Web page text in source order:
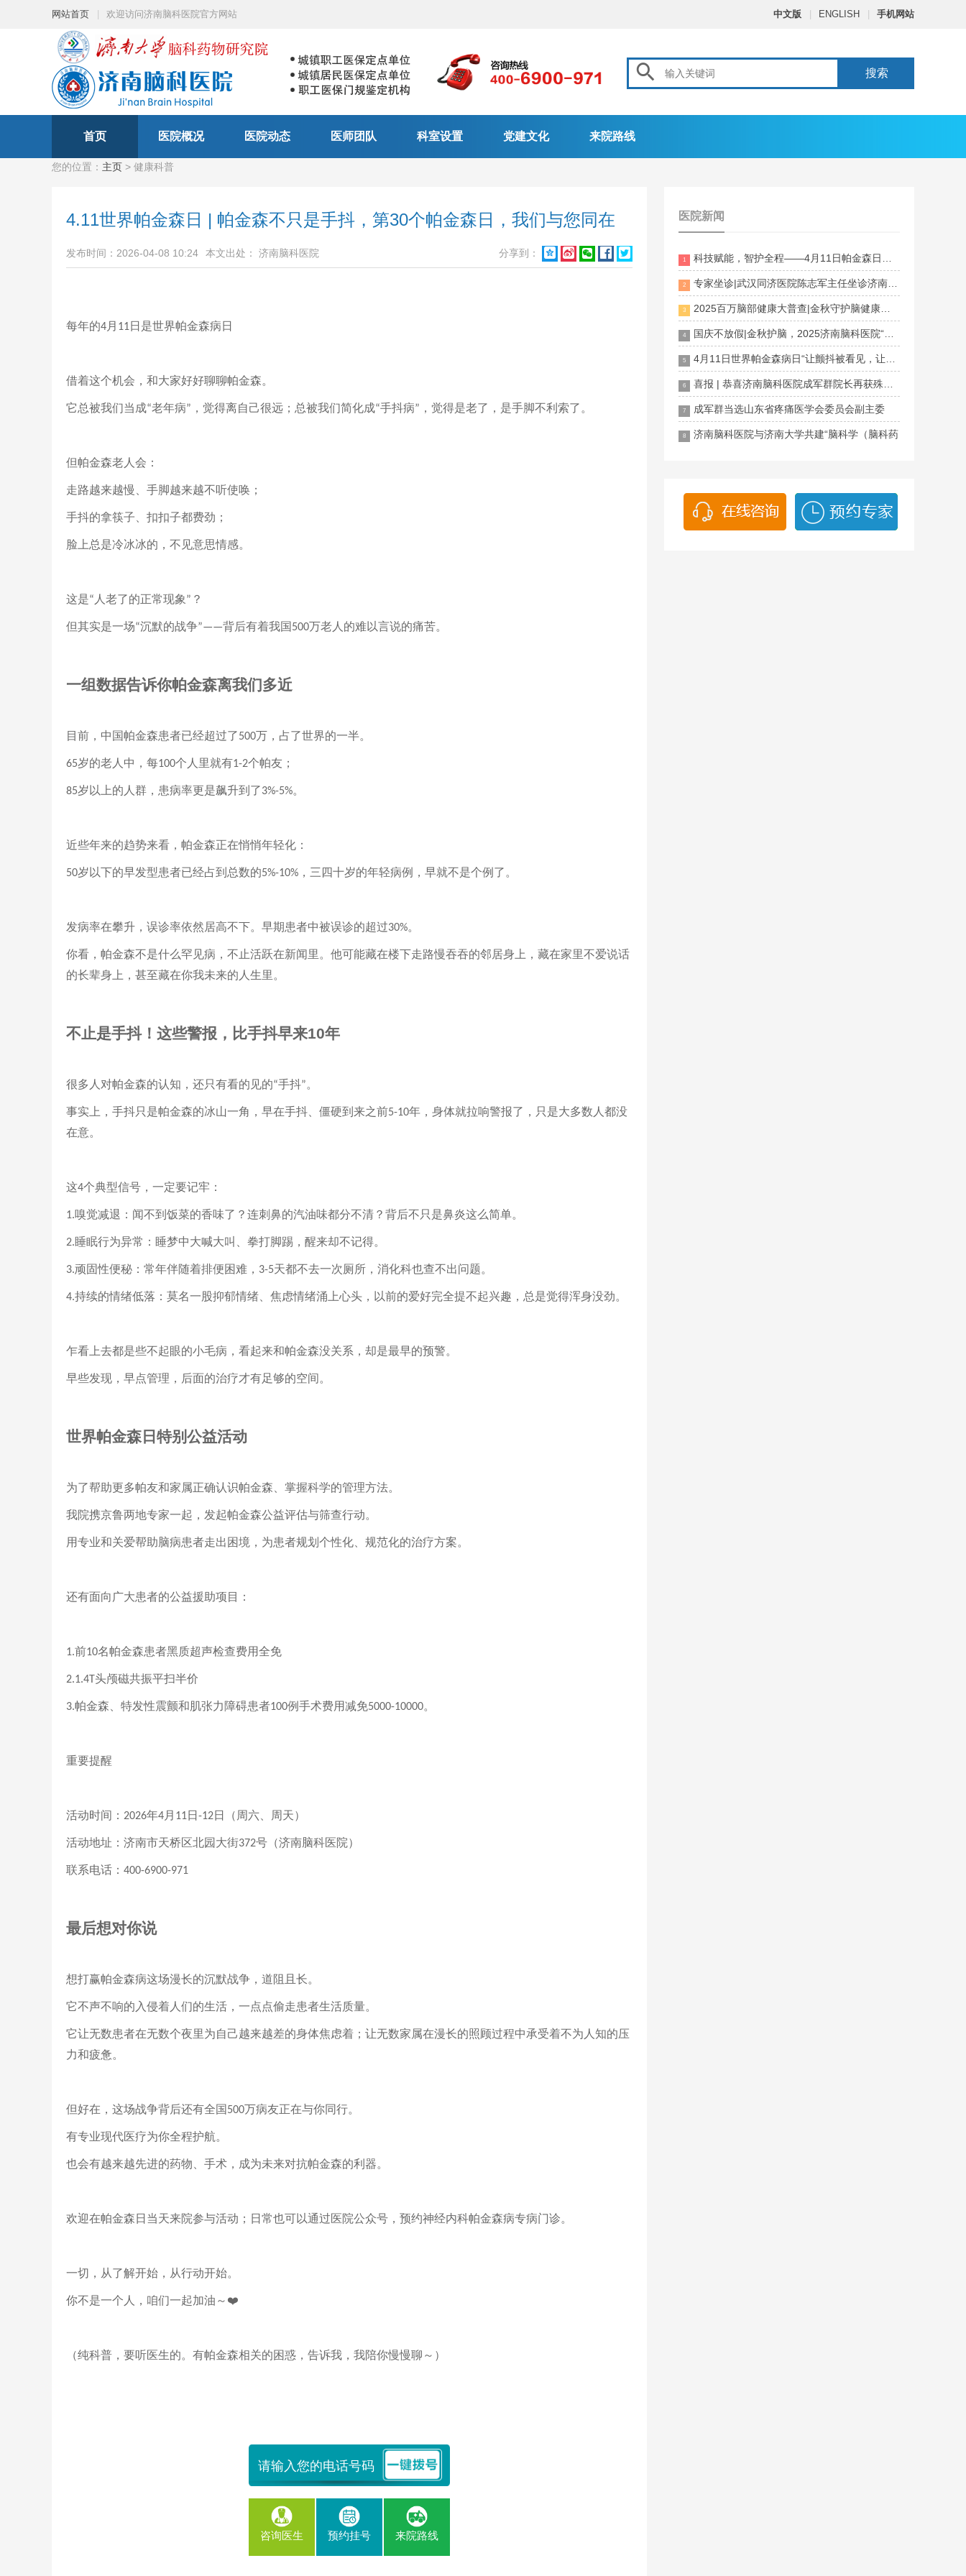
网站首页 欢迎访问济南脑科医院官方网站 中文版 ENGLISH 手机网站
 搜索
首页 医院概况 医院动态 医师团队 科室设置 党建文化 来院路线
您的位置： 主页 > 健康科普
4.11世界帕金森日 | 帕金森不只是手抖，第30个帕金森日，我们与您同在
发布时间：2026-04-08 10:24 本文出处： 济南脑科医院 分享到：     
每年的4月 11日是世界帕金森病日
借着这个机会，和大家好好聊聊帕金森。
它总被我们当成“老年病” ，觉得离自己很远；总被我们简化成“手抖病” ，觉得是老了，是手脚不利索了。
但帕金森老人会：
走路越来越慢、手脚越来越不听使唤；
手抖的拿筷子、扣扣子都费劲；
脸上总是冷冰冰的，不见意思情感。
这是“ 人老了的正常现象” ？
但其实是一场“沉默的战争”——背后有着我国 500万老人的难以言说的痛苦。
一组数据告诉你帕金森离我们多近
目前，中国帕金森患者已经超过了500万，占了世界的一半。
65岁的老人中，每100个人里就有1-2个帕友；
85岁以上的人群，患病率更是飙升到了3%-5%。
近些年来的趋势来看，帕金森正在悄悄年轻化：
50岁以下的早发型患者已经占到总数的5%-10% ，三四十岁的年轻病例，早就不是个例了。
发病率在攀升，误诊率依然居高不下。早期患者中被误诊的超过30%。
你看，帕金森不是什么罕见病，不止活跃在新闻里。他可能藏在楼下走路慢吞吞的邻居身上，藏在家里不爱说话
的长辈身上，甚至藏在你我未来的人生里。
不止是手抖！这些警报，比手抖早来10年
很多人对帕金森的认知，还只有看的见的“手抖”。
事实上，手抖只是帕金森的冰山一角，早在手抖、僵硬到来之前5-10年，身体就拉响警报了，只是大多数人都没
在意。
这4个典型信号，一定要记牢：
1.嗅觉减退：闻不到饭菜的香味了？连刺鼻的汽油味都分不清？背后不只是鼻炎这么简单。
2.睡眠行为异常：睡梦中大喊大叫、拳打脚踢，醒来却不记得。
3.顽固性便秘：常年伴随着排便困难， 3-5天都不去一次厕所，消化科也查不出问题。
4.持续的情绪低落：莫名一股抑郁情绪、焦虑情绪涌上心头，以前的爱好完全提不起兴趣，总是觉得浑身没劲。
乍看上去都是些不起眼的小毛病，看起来和帕金森没关系，却是最早的预警。
早些发现，早点管理，后面的治疗才有足够的空间。
世界帕金森日特别公益活动
为了帮助更多帕友和家属正确认识帕金森、掌握科学的管理方法。
我院携京鲁两地专家一起，发起帕金森公益评估与筛查行动。
用专业和关爱帮助脑病患者走出困境，为患者规划个性化、规范化的治疗方案。
还有面向广大患者的公益援助项目：
1.前10名帕金森患者黑质超声检查费用全免
2.1.4T 头颅磁共振平扫半价
3.帕金森、特发性震颤和肌张力障碍患者100例手术费用减免5000-10000。
重要提醒
活动时间： 2026年4月 11日 -12日（周六、周天）
活动地址：济南市天桥区北园大街372号（济南脑科医院）
联系电话： 400-6900-971
最后想对你说
想打赢帕金森病这场漫长的沉默战争，道阻且长。
它不声不响的入侵着人们的生活，一点点偷走患者生活质量。
它让无数患者在无数个夜里为自己越来越差的身体焦虑着；让无数家属在漫长的照顾过程中承受着不为人知的压
力和疲惫。
但好在，这场战争背后还有全国 500万病友正在与你同行。
有专业现代医疗为你全程护航。
也会有越来越先进的药物、手术，成为未来对抗帕金森的利器。
欢迎在帕金森日当天来院参与活动；日常也可以通过医院公众号，预约神经内科帕金森病专病门诊。
一切，从了解开始，从行动开始。
你不是一个人，咱们一起加油～ ❤️
（纯科普，要听医生的。有帕金森相关的困惑，告诉我，我陪你慢慢聊～）
咨询医生 预约挂号 来院路线
医院新闻
1 科技赋能，智护全程——4月11日帕金森日，科技
2 专家坐诊|武汉同济医院陈志军主任坐诊济南脑科
3 2025百万脑部健康大普查|金秋守护脑健康，名医专
4 国庆不放假|金秋护脑，2025济南脑科医院“百万脑
5 4月11日世界帕金森病日“让颤抖被看见，让生命
6 喜报 | 恭喜济南脑科医院成军群院长再获殊荣！
7 成军群当选山东省疼痛医学会委员会副主委
8 济南脑科医院与济南大学共建“脑科学（脑科药